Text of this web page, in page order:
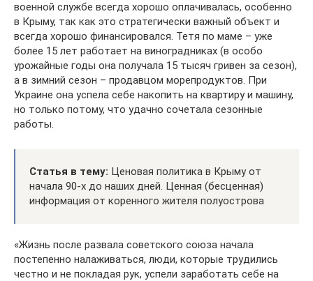
военной службе всегда хорошо оплачивалась, особенно
в Крыму, так как это стратегически важный объект и
всегда хорошо финансировался. Тетя по маме – уже
более 15 лет работает на виноградниках (в особо
урожайные годы она получала 15 тысяч гривен за сезон),
а в зимний сезон – продавцом морепродуктов. При
Украине она успела себе накопить на квартиру и машину,
но только потому, что удачно сочетала сезонные
работы.
Статья в тему: Ценовая политика в Крыму от
начала 90-х до наших дней. Ценная (бесценная)
информация от коренного жителя полуострова
«Жизнь после развала советского союза начала
постепенно налаживаться, люди, которые трудились
честно и не покладая рук, успели заработать себе на